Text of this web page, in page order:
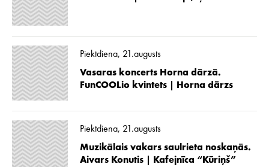
Piektdiena, 21.augusts
Vasaras koncerts Horna dārzā.
FunCOOLio kvintets | Horna dārzs
Piektdiena, 21.augusts
Muzikālais vakars saulrieta noskaņās.
Aivars Konutis | Kafejnīca “Kūriņš”